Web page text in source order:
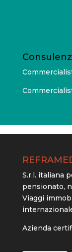
S.r.l. italiana
pensionato,
Viaggi
Azienda